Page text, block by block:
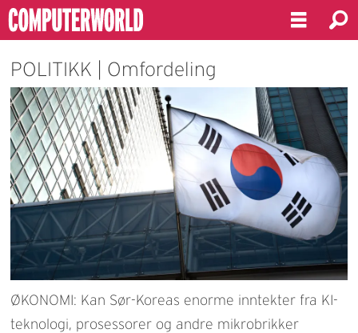
POLITIKK | Omfordeling
ØKONOMI: Kan Sør-Koreas enorme inntekter fra KI-
teknologi, prosessorer og andre mikrobrikker